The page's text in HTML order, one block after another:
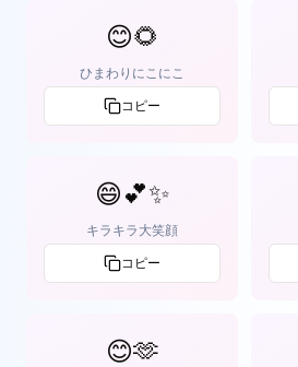
😊🌻
ひまわりにこにこ
コピー
😄💕✨
キラキラ大笑顔
コピー
😊🫶